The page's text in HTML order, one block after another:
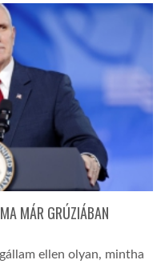
MÁR GRÚZIÁBAN
ellen olyan, mintha